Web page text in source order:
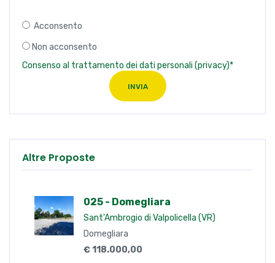
Acconsento
Non acconsento
Consenso al trattamento dei dati personali (privacy)*
INVIA
Altre Proposte
025 - Domegliara
Sant'Ambrogio di Valpolicella (VR)
Domegliara
€ 118.000,00